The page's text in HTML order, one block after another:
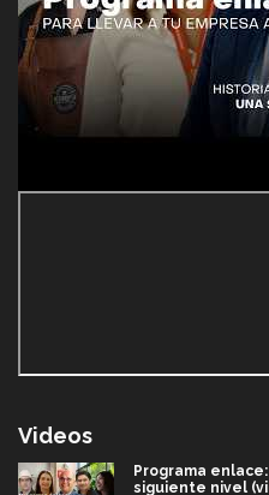
Videos
Programa
siguiente nivel